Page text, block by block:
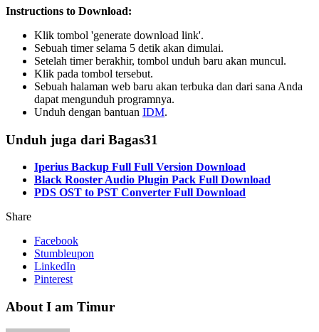
Instructions to Download:
Klik tombol 'generate download link'.
Sebuah timer selama 5 detik akan dimulai.
Setelah timer berakhir, tombol unduh baru akan muncul.
Klik pada tombol tersebut.
Sebuah halaman web baru akan terbuka dan dari sana Anda
dapat mengunduh programnya.
Unduh dengan bantuan IDM.
Unduh juga dari Bagas31
Iperius Backup Full Full Version Download
Black Rooster Audio Plugin Pack Full Download
PDS OST to PST Converter Full Download
Share
Facebook
Stumbleupon
LinkedIn
Pinterest
About I am Timur